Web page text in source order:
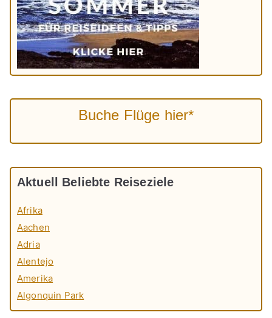
Buche Flüge hier*
Aktuell Beliebte Reiseziele
Afrika
Aachen
Adria
Alentejo
Amerika
Algonquin Park